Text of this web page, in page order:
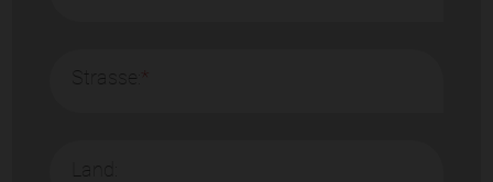
Strasse: *
Land: